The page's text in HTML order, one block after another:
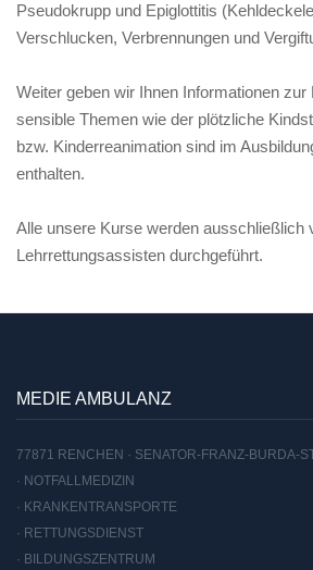
Pseudokrupp und Epiglottitis
Verschlucken, Verbrennungen und
Weiter geben wir Ihnen Informationen
sensible Themen wie der plötzliche
bzw. Kinderreanimation sind im
enthalten.
Alle unsere Kurse werden ausschließlich
Lehrrettungsassisten durchgeführt.
MEDIE AMBULANZ
77871 RENCHEN · SENATOR-FRANZ-BURDA-
· NOTFALLMEDIZIN
· KRANKENTRANSPORTE
· RETTUNGSDIENST
· BILDUNGSZENTRUM